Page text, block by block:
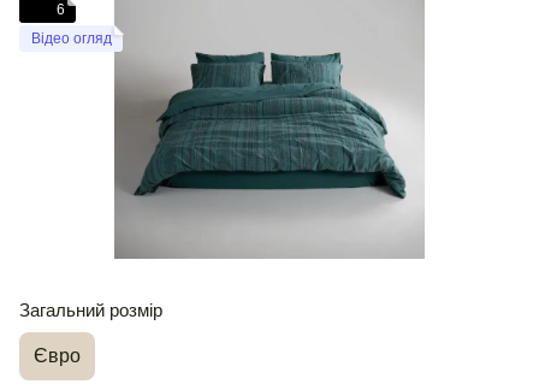
6
Відео огляд
Загальний розмір
Євро